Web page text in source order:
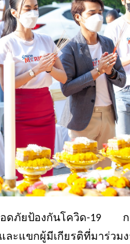
อดภัยป้องกันโควิด-19 ก
ะแขกผู้มีเกียรติที่มาร่วม